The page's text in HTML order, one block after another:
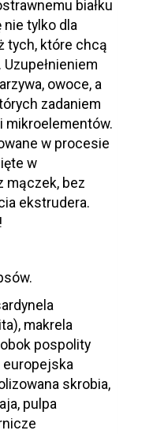
białku
nie tylko dla
tych, które chcą
owoce, a
zadaniem
mikroelementów.
w procesie
w
mączek, bez
ekstrudera.
makrela
pospolity
europejska
skrobia,
pulpa